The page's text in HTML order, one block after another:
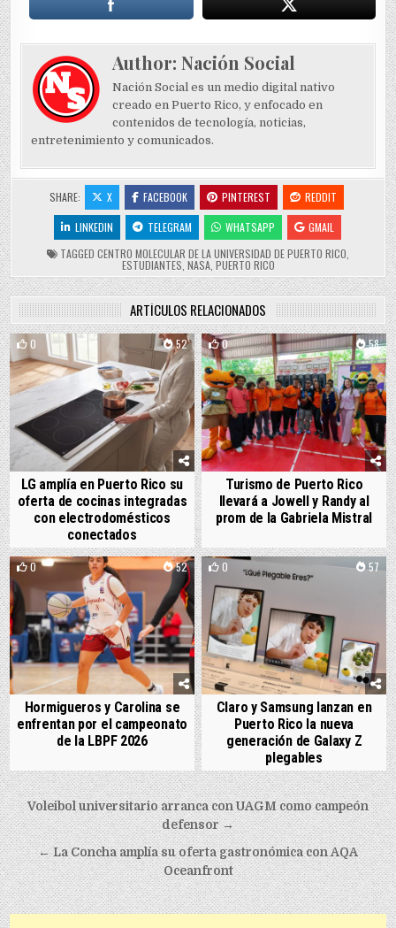
Author:Nación Social
Nación Social es un medio digital nativo
creado en Puerto Rico, y enfocado en
contenidos de tecnología, noticias,
entretenimiento y comunicados.
SHARE: X FACEBOOK PINTEREST
REDDIT
LINKEDIN
TELEGRAM WHATSAPP
GMAIL
TAGGED CENTRO MOLECULAR DE LA UNIVERSIDAD DE PUERTO RICO
ESTUDIANTES NASA, PUERTO RICO
ARTÍCULOS RELACIONADOS
0 52
LG amplía en Puerto Rico su
oferta de cocinas integradas
con electrodomésticos
conectados
0 58
Turismo de Puerto Rico
llevará a Jowell y Randy al
prom de la Gabriela Mistral
0 52
Hormigueros y Carolina se
enfrentan por el campeonato
de la LBPF 2026
0 57
Claro y Samsung lanzan en
Puerto Rico la nueva
generación de Galaxy Z
plegables
Post navigation
Voleibol universitario arranca con UAGM como campeón
defensor →
← La Concha amplía su oferta gastronómica con AQA
Oceanfront